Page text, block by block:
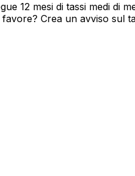
12 mesi di tassi medi di
Crea un avviso sul